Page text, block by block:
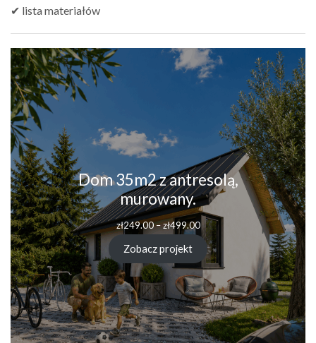
✔ lista materiałów
Dom 35m2 z antresolą,
murowany.
zł249.00–zł499.00Zakres
cen:
od
zł249.00
do
zł499.00
Zobacz projekt